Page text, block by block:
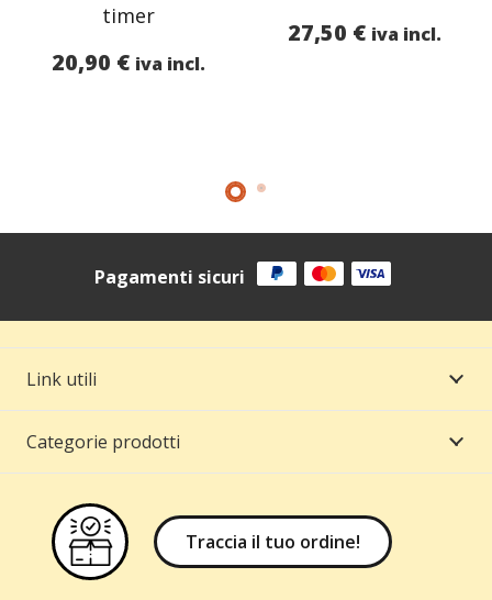
timer
20,90 € iva incl.
27,50 € iva incl.
Pagamenti sicuri
Link utili
Categorie prodotti
Traccia il tuo ordine!